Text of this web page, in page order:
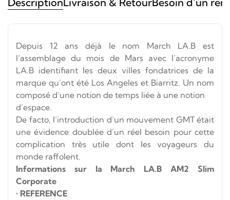
Depuis 12 ans déjà le nom March LA.B est
l’assemblage du mois de Mars avec l’acronyme
LA.B identifiant les deux villes fondatrices de la
marque qu’ont été Los Angeles et Biarritz. Un nom
composé d’une notion de temps liée à une notion
d’espace.
De facto, l’introduction d’un mouvement GMT était
une évidence doublée d’un réel besoin pour cette
complication très utile dont les voyageurs du
monde raffolent.
Informations sur la March LA.B AM2 Slim
Corporate
• REFERENCE